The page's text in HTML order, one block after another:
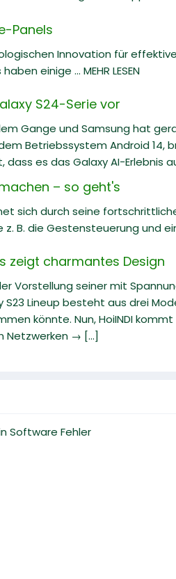
Panels
Innovation für
einige ... MEHR LESEN
S24-Serie vor
Gange und Samsung hat
Betriebssystem Android 14,
es das Galaxy AI-Erlebnis
– so geht's
sich durch seine
z. B. die Gestensteuerung und
zeigt charmantes Design
Vorstellung seiner mit
Lineup besteht aus drei
könnte. Nun, HoiINDI
Netzwerken → [...]
Software Fehler